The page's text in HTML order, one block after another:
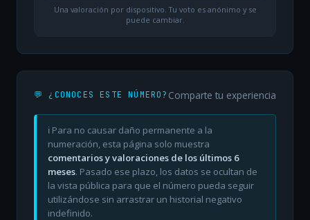
Una valoración por dispositivo. Tu voto es anónimo y se
puede cambiar.
💬 ¿CONOCES ESTE NÚMERO? Comparte tu experiencia
ℹ️ Para no causar daño permanente a la
numeración, esta página solo muestra
comentarios y valoraciones de los últimos 6
meses. Pasado ese plazo, los datos se ocultan de
la vista pública para que el número pueda seguir
utilizándose sin arrastrar un historial negativo
indefinido.